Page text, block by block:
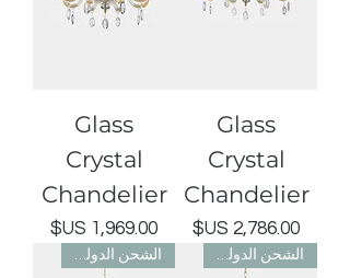
Glass
Crystal
Chandelier
السعر
Glass
Crystal
Chandelier
السعر
الشحن الدولي مجاني الشحن الدولي مجاني